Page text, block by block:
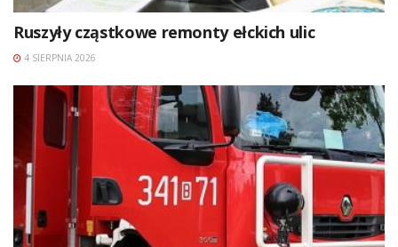
Ruszyły cząstkowe remonty ełckich ulic
4 SIERPNIA 2026